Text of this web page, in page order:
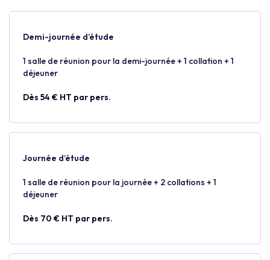
Demi-journée d’étude
1 salle de réunion pour la demi-journée + 1 collation + 1
déjeuner
Dès 54 € HT par pers.
Journée d’étude
1 salle de réunion pour la journée + 2 collations + 1
déjeuner
Dès 70 € HT par pers.